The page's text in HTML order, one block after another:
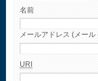
名前
メールアドレス (メー
URI